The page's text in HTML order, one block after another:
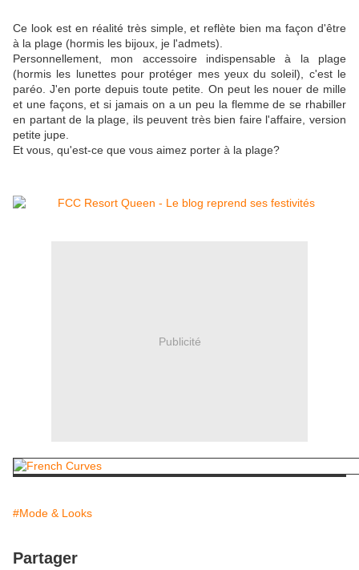
Ce look est en réalité très simple, et reflète bien ma façon d'être
à la plage (hormis les bijoux, je l'admets).
Personnellement, mon accessoire indispensable à la plage
(hormis les lunettes pour protéger mes yeux du soleil), c'est le
paréo. J'en porte depuis toute petite. On peut les nouer de mille
et une façons, et si jamais on a un peu la flemme de se rhabiller
en partant de la plage, ils peuvent très bien faire l'affaire, version
petite jupe.
Et vous, qu'est-ce que vous aimez porter à la plage?
Publicité
#Mode & Looks
Partager